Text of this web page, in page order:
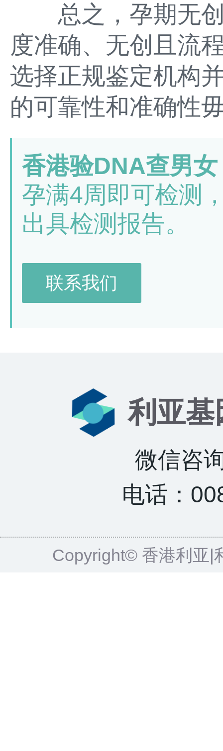
总之，孕期无创
度准确、无创且流
选择正规鉴定机构
的可靠性和准确性
香港验DNA查男
孕满4周即可检测
出具检测报告。
联系我们
利亚基
微信咨
电话：
Copyright© 香港利亚|